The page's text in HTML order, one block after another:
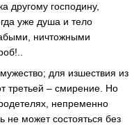
другому господину,
уже душа и тело
ничтожными
для изшествия из
третьей – смирение. Но
непременно
не может состояться без